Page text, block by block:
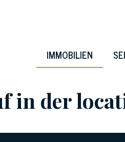
IMMOBILIEN
in der